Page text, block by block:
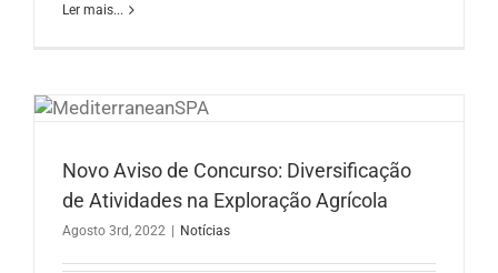
Ler mais...
Novo Aviso de Concurso: Diversificação
de Atividades na Exploração Agrícola
Agosto 3rd, 2022 | Notícias